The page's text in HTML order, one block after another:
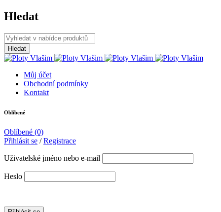
Hledat
Můj účet
Obchodní podmínky
Kontakt
Oblíbené
Oblíbené (0)
Přihlásit se /Registrace
Uživatelské jméno nebo e-mail
Heslo